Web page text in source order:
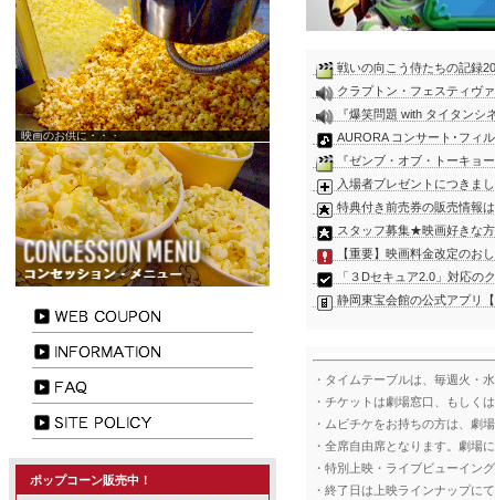
戦いの向こう侍たちの記録
クラプトン・フェスティヴ
『爆笑問題 with タイタンシ
AURORA コンサート･フィ
『ゼンブ・オブ・トーキョ
入場者プレゼントにつきま
特典付き前売券の販売情報
スタッフ募集★映画好きな
【重要】映画料金改定のお
「３Dセキュア2.0」対応の
静岡東宝会館の公式アプリ
・タイムテーブルは、毎週火・
・チケットは劇場窓口、もしく
・ムビチケをお持ちの方は、劇
・全席自由席となります。劇場
・特別上映・ライブビューイン
・終了日は上映ラインナップに
映画のお供に・・・
ポップコーン販売中！